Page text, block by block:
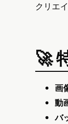
クリエ
🚀
画
動
バ